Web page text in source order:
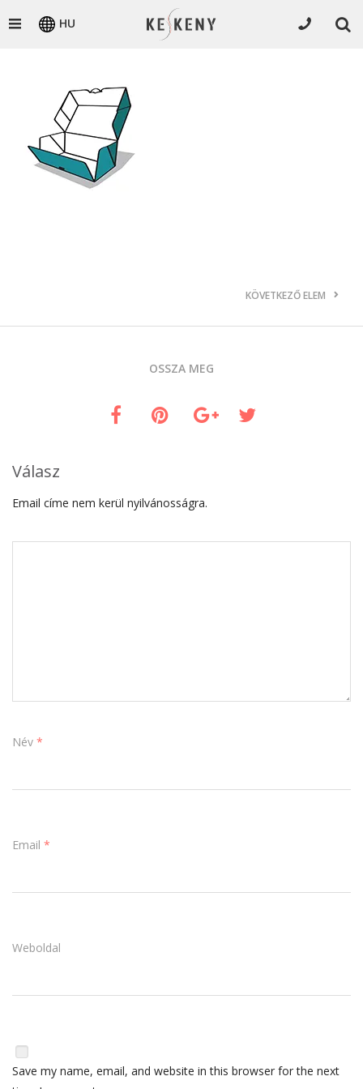
HU
KÖVETKEZŐ ELEM
OSSZA MEG
Válasz
Email címe nem kerül nyilvánosságra.
Név *
Email *
Weboldal
Save my name, email, and website in this browser for the next